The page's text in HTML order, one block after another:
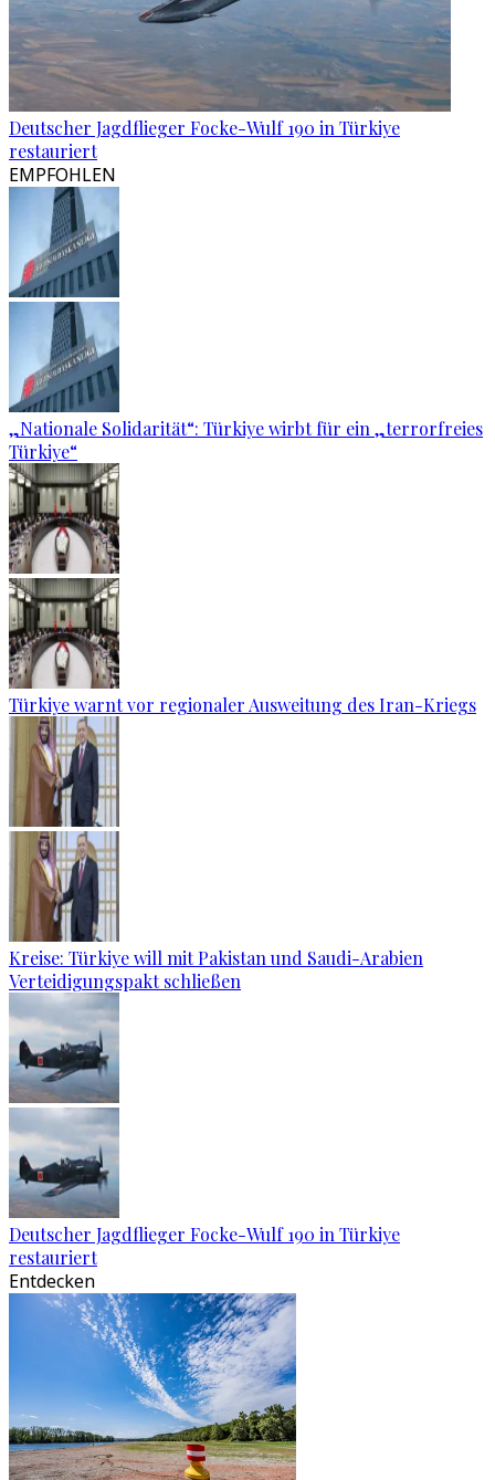
Deutscher Jagdflieger Focke-Wulf 190 in Türkiye
restauriert
EMPFOHLEN
„Nationale Solidarität“: Türkiye wirbt für ein „terrorfreies
Türkiye“
Türkiye warnt vor regionaler Ausweitung des Iran-Kriegs
Kreise: Türkiye will mit Pakistan und Saudi-Arabien
Verteidigungspakt schließen
Deutscher Jagdflieger Focke-Wulf 190 in Türkiye
restauriert
Entdecken